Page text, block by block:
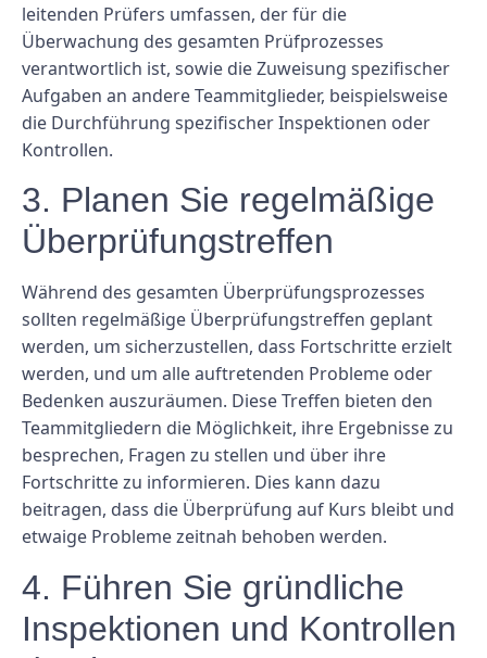
leitenden Prüfers umfassen, der für die
Überwachung des gesamten Prüfprozesses
verantwortlich ist, sowie die Zuweisung spezifischer
Aufgaben an andere Teammitglieder, beispielsweise
die Durchführung spezifischer Inspektionen oder
Kontrollen.
3. Planen Sie regelmäßige
Überprüfungstreffen
Während des gesamten Überprüfungsprozesses
sollten regelmäßige Überprüfungstreffen geplant
werden, um sicherzustellen, dass Fortschritte erzielt
werden, und um alle auftretenden Probleme oder
Bedenken auszuräumen. Diese Treffen bieten den
Teammitgliedern die Möglichkeit, ihre Ergebnisse zu
besprechen, Fragen zu stellen und über ihre
Fortschritte zu informieren. Dies kann dazu
beitragen, dass die Überprüfung auf Kurs bleibt und
etwaige Probleme zeitnah behoben werden.
4. Führen Sie gründliche
Inspektionen und Kontrollen